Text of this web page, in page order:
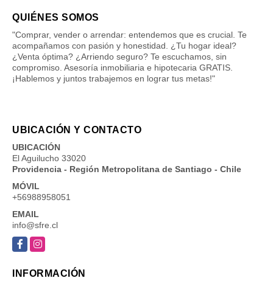
QUIÉNES SOMOS
"Comprar, vender o arrendar: entendemos que es crucial. Te
acompañamos con pasión y honestidad. ¿Tu hogar ideal?
¿Venta óptima? ¿Arriendo seguro? Te escuchamos, sin
compromiso. Asesoría inmobiliaria e hipotecaria GRATIS.
¡Hablemos y juntos trabajemos en lograr tus metas!"
UBICACIÓN Y CONTACTO
UBICACIÓN
El Aguilucho 33020
Providencia - Región Metropolitana de Santiago - Chile
MÓVIL
+56988958051
EMAIL
info@sfre.cl
FacebookInstagram
INFORMACIÓN